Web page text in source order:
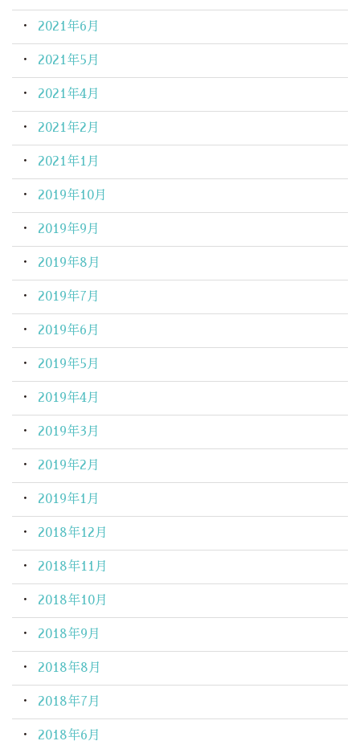
2021年6月
2021年5月
2021年4月
2021年2月
2021年1月
2019年10月
2019年9月
2019年8月
2019年7月
2019年6月
2019年5月
2019年4月
2019年3月
2019年2月
2019年1月
2018年12月
2018年11月
2018年10月
2018年9月
2018年8月
2018年7月
2018年6月